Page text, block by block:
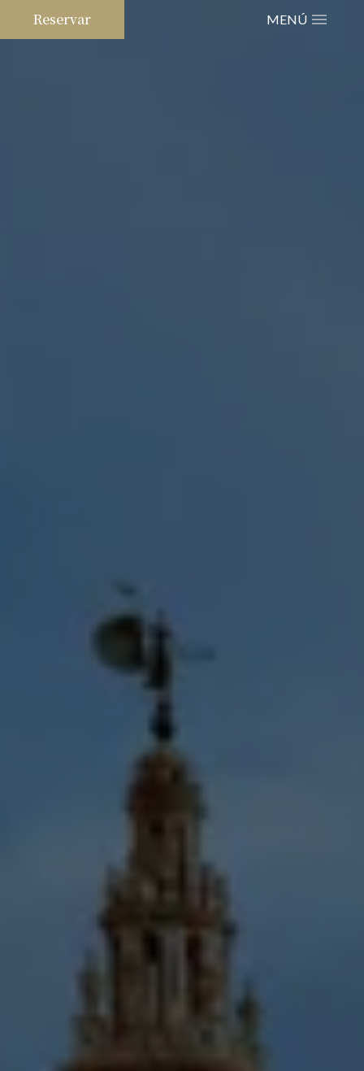
Reservar MENÚ